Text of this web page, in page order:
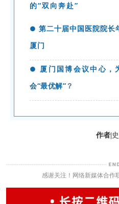
的“双向奔赴”
● 第二十届中国医院院
厦门
● 厦门国博会议中心，
会“最优解” ？
作者|
感谢关注！网络新媒体合作